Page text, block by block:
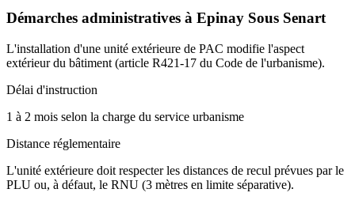
Démarches administratives à Epinay Sous Senart
L'installation d'une unité extérieure de PAC modifie l'aspect
extérieur du bâtiment (article R421-17 du Code de l'urbanisme).
Délai d'instruction
1 à 2 mois selon la charge du service urbanisme
Distance réglementaire
L'unité extérieure doit respecter les distances de recul prévues par le
PLU ou, à défaut, le RNU (3 mètres en limite séparative).